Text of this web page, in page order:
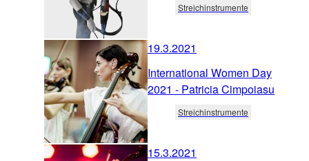
Streichinstrumente
19.3.2021
International Women Day
2021 - Patricia Cimpoiasu
Streichinstrumente
15.3.2021